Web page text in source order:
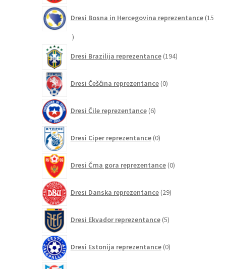
Dresi Bosna in Hercegovina reprezentance 15
15
Dresi Brazilija reprezentance 194izdelkov
Dresi Češčina reprezentance 0izdelkov
Dresi Čile reprezentance 6izdelkov
Dresi Ciper reprezentance 0izdelkov
Dresi Črna gora reprezentance 0izdelkov
Dresi Danska reprezentance 29izdelkov
Dresi Ekvador reprezentance 5izdelkov
Dresi Estonija reprezentance 0izdelkov